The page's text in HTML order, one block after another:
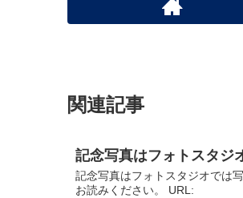
関連記事
記念写真はフォトスタジ
記念写真はフォトスタジオでは
お読みください。 URL: